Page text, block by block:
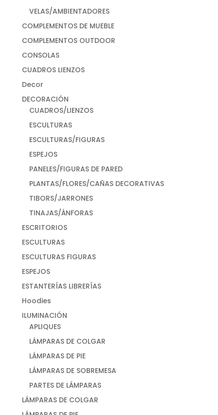
VELAS/AMBIENTADORES
COMPLEMENTOS DE MUEBLE
COMPLEMENTOS OUTDOOR
CONSOLAS
CUADROS LIENZOS
Decor
DECORACIÓN
CUADROS/LIENZOS
ESCULTURAS
ESCULTURAS/FIGURAS
ESPEJOS
PANELES/FIGURAS DE PARED
PLANTAS/FLORES/CAÑAS DECORATIVAS
TIBORS/JARRONES
TINAJAS/ÁNFORAS
ESCRITORIOS
ESCULTURAS
ESCULTURAS FIGURAS
ESPEJOS
ESTANTERÍAS LIBRERÍAS
Hoodies
ILUMINACIÓN
APLIQUES
LÁMPARAS DE COLGAR
LÁMPARAS DE PIE
LÁMPARAS DE SOBREMESA
PARTES DE LÁMPARAS
LÁMPARAS DE COLGAR